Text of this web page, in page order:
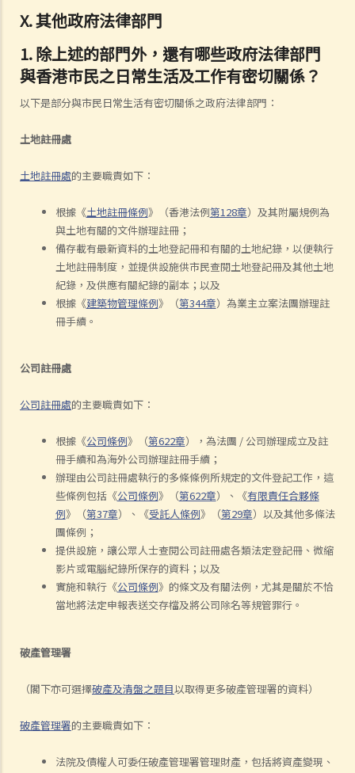
X. 其他政府法律部門
1. 除上述的部門外，還有哪些政府法律部門
與香港市民之日常生活及工作有密切關係？
以下是部分與市民日常生活有密切關係之政府法律部門：
土地註冊處
土地註冊處的主要職責如下：
根據《土地註冊條例》（香港法例第128章）及其附屬規例為
與土地有關的文件辦理註冊；
備存載有最新資料的土地登記冊和有關的土地紀錄，以便執行
土地註冊制度，並提供設施供市民查閱土地登記冊及其他土地
紀錄，及供應有關紀錄的副本；以及
根據《建築物管理條例》（第344章）為業主立案法團辦理註
冊手續。
公司註冊處
公司註冊處的主要職責如下：
根據《公司條例》（第622章），為法團 / 公司辦理成立及註
冊手續和為海外公司辦理註冊手續；
辦理由公司註冊處執行的多條條例所規定的文件登記工作，這
些條例包括《公司條例》（第622章）、《有限責任合夥條
例》（第37章）、《受託人條例》（第29章）以及其他多條法
團條例；
提供設施，讓公眾人士查閱公司註冊處各類法定登記冊、微縮
影片或電腦紀錄所保存的資料；以及
實施和執行《公司條例》的條文及有關法例，尤其是關於不恰
當地將法定申報表送交存檔及將公司除名等規管罪行。
破產管理署
（閣下亦可選擇破產及清盤之題目以取得更多破產管理署的資料）
破產管理署的主要職責如下：
法院及債權人可委任破產管理署管理財產，包括將資產變現、